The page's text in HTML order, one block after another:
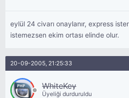
eylül 24 civarı onaylanır, express
istemezsen ekim ortası elinde olur.
20-09-2005, 21:25:33
WhiteKey
Üyeliği durduruldu